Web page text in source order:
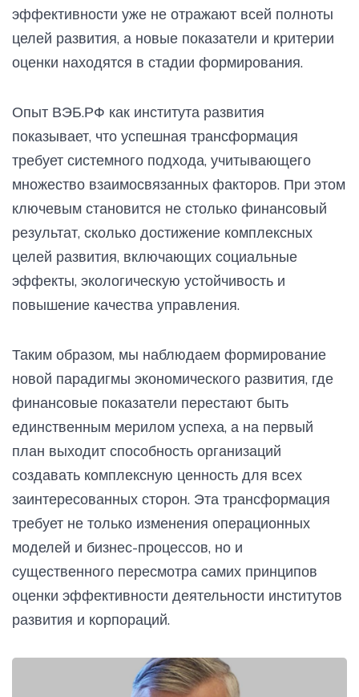
эффективности уже не отражают всей полноты
целей развития, а новые показатели и критерии
оценки находятся в стадии формирования.
Опыт ВЭБ.РФ как института развития
показывает, что успешная трансформация
требует системного подхода, учитывающего
множество взаимосвязанных факторов. При этом
ключевым становится не столько финансовый
результат, сколько достижение комплексных
целей развития, включающих социальные
эффекты, экологическую устойчивость и
повышение качества управления.
Таким образом, мы наблюдаем формирование
новой парадигмы экономического развития, где
финансовые показатели перестают быть
единственным мерилом успеха, а на первый
план выходит способность организаций
создавать комплексную ценность для всех
заинтересованных сторон. Эта трансформация
требует не только изменения операционных
моделей и бизнес-процессов, но и
существенного пересмотра самих принципов
оценки эффективности деятельности институтов
развития и корпораций.